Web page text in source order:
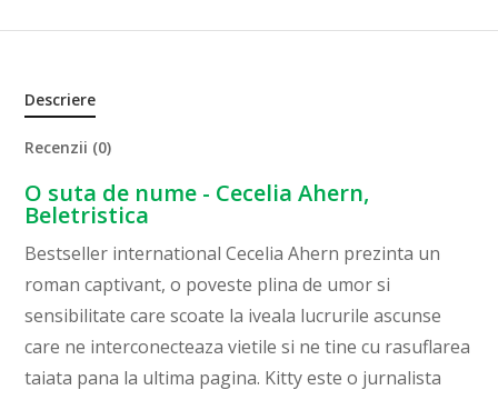
Descriere
Recenzii (0)
O suta de nume - Cecelia Ahern,
Beletristica
Bestseller international Cecelia Ahern prezinta un
roman captivant, o poveste plina de umor si
sensibilitate care scoate la iveala lucrurile ascunse
care ne interconecteaza vietile si ne tine cu rasuflarea
taiata pana la ultima pagina. Kitty este o jurnalista